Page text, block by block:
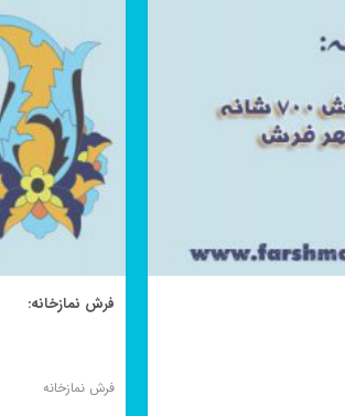
فرش نمازخانه:
فرش نمازخانه